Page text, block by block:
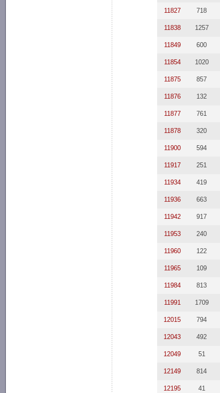
11827 718
11838 1257
11849 600
11854 1020
11875 857
11876 132
11877 761
11878 320
11900 594
11917 251
11934 419
11936 663
11942 917
11953 240
11960 122
11965 109
11984 813
11991 1709
12015 794
12043 492
12049 51
12149 814
12195 41